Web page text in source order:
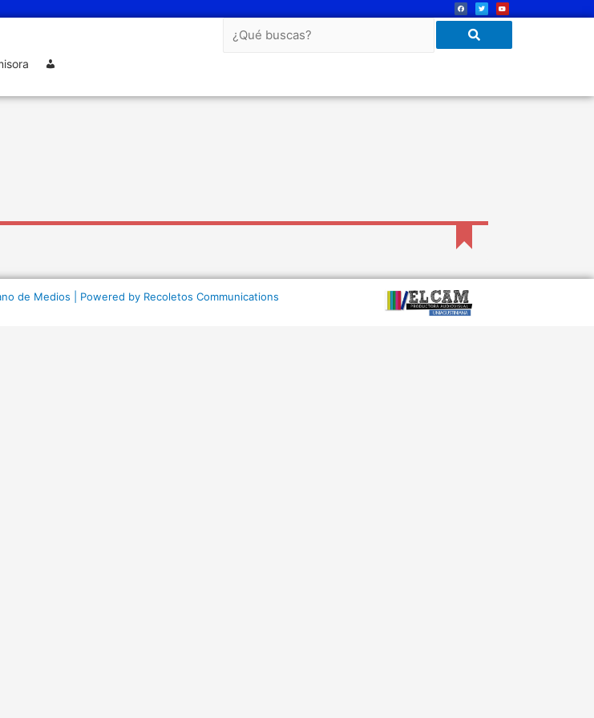
de Medios | Powered by Recoletos Communications